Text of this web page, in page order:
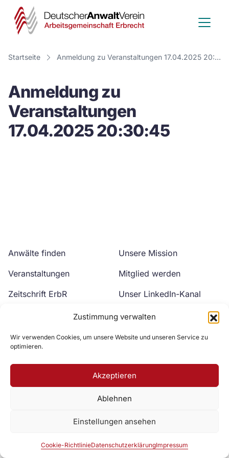
Zustimmung verwalten
Wir verwenden Cookies, um unsere Website und unseren Service zu
optimieren.
Akzeptieren
Ablehnen
Einstellungen ansehen
Cookie-RichtlinieDatenschutzerklärungImpressum
Deutscher
Anwalt
Verein
Startseite Anmeldung zu Veranstaltungen 17.04.2025 20:30:45
Anmeldung zu
Veranstaltungen
17.04.2025 20:30:45
Anwälte finden
Veranstaltungen
Zeitschrift ErbR
Unsere Mission
Mitglied werden
Unser LinkedIn-Kanal
Unser YouTube-Kanal
Zur DAV Webseite